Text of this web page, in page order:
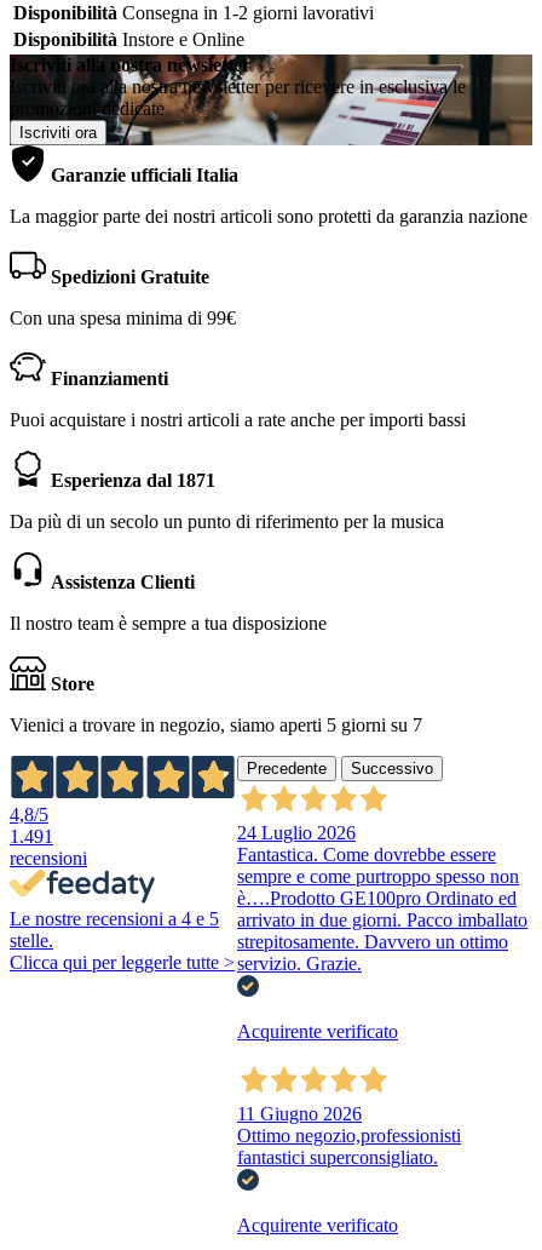
Disponibilità Consegna in 1-2 giorni lavorativi
Disponibilità Instore e Online
Iscriviti alla nostra newsletter
Iscriviti ora alla nostra newsletter per ricevere in esclusiva le
promozioni dedicate
Iscriviti ora
Garanzie ufficiali Italia
La maggior parte dei nostri articoli sono protetti da garanzia nazione
Spedizioni Gratuite
Con una spesa minima di 99€
Finanziamenti
Puoi acquistare i nostri articoli a rate anche per importi bassi
Esperienza dal 1871
Da più di un secolo un punto di riferimento per la musica
Assistenza Clienti
Il nostro team è sempre a tua disposizione
Store
Vienici a trovare in negozio, siamo aperti 5 giorni su 7
4,8/5
1.491
recensioni
Le nostre recensioni a 4 e 5
stelle.
Clicca qui per leggerle tutte >
Precedente Successivo
24 Luglio 2026
Fantastica. Come dovrebbe essere
sempre e come purtroppo spesso non
è….Prodotto GE100pro Ordinato ed
arrivato in due giorni. Pacco imballato
strepitosamente. Davvero un ottimo
servizio. Grazie.
Acquirente verificato
11 Giugno 2026
Ottimo negozio,professionisti
fantastici superconsigliato.
Acquirente verificato